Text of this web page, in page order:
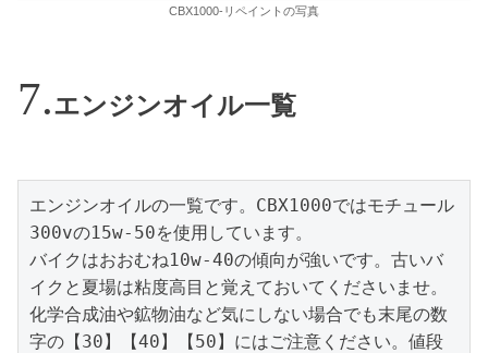
CBX1000-リペイントの写真
エンジンオイル一覧
エンジンオイルの一覧です。CBX1000ではモチュール
300vの15w-50を使用しています。
バイクはおおむね10w-40の傾向が強いです。古いバ
イクと夏場は粘度高目と覚えておいてくださいませ。
化学合成油や鉱物油など気にしない場合でも末尾の数
字の【30】【40】【50】にはご注意ください。値段